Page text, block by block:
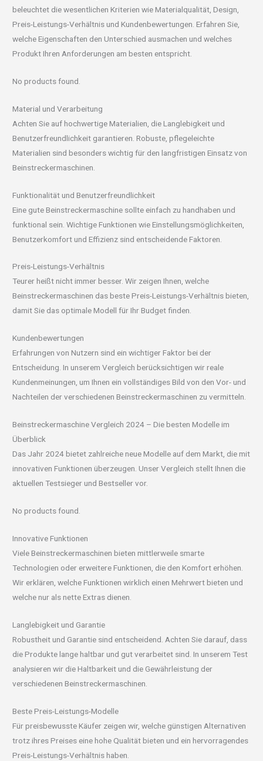
beleuchtet die wesentlichen Kriterien wie Materialqualität, Design,
Preis-Leistungs-Verhältnis und Kundenbewertungen. Erfahren Sie,
welche Eigenschaften den Unterschied ausmachen und welches
Produkt Ihren Anforderungen am besten entspricht.
No products found.
Material und Verarbeitung
Achten Sie auf hochwertige Materialien, die Langlebigkeit und
Benutzerfreundlichkeit garantieren. Robuste, pflegeleichte
Materialien sind besonders wichtig für den langfristigen Einsatz von
Beinstreckermaschinen.
Funktionalität und Benutzerfreundlichkeit
Eine gute Beinstreckermaschine sollte einfach zu handhaben und
funktional sein. Wichtige Funktionen wie Einstellungsmöglichkeiten,
Benutzerkomfort und Effizienz sind entscheidende Faktoren.
Preis-Leistungs-Verhältnis
Teurer heißt nicht immer besser. Wir zeigen Ihnen, welche
Beinstreckermaschinen das beste Preis-Leistungs-Verhältnis bieten,
damit Sie das optimale Modell für Ihr Budget finden.
Kundenbewertungen
Erfahrungen von Nutzern sind ein wichtiger Faktor bei der
Entscheidung. In unserem Vergleich berücksichtigen wir reale
Kundenmeinungen, um Ihnen ein vollständiges Bild von den Vor- und
Nachteilen der verschiedenen Beinstreckermaschinen zu vermitteln.
Beinstreckermaschine Vergleich 2024 – Die besten Modelle im
Überblick
Das Jahr 2024 bietet zahlreiche neue Modelle auf dem Markt, die mit
innovativen Funktionen überzeugen. Unser Vergleich stellt Ihnen die
aktuellen Testsieger und Bestseller vor.
No products found.
Innovative Funktionen
Viele Beinstreckermaschinen bieten mittlerweile smarte
Technologien oder erweitere Funktionen, die den Komfort erhöhen.
Wir erklären, welche Funktionen wirklich einen Mehrwert bieten und
welche nur als nette Extras dienen.
Langlebigkeit und Garantie
Robustheit und Garantie sind entscheidend. Achten Sie darauf, dass
die Produkte lange haltbar und gut verarbeitet sind. In unserem Test
analysieren wir die Haltbarkeit und die Gewährleistung der
verschiedenen Beinstreckermaschinen.
Beste Preis-Leistungs-Modelle
Für preisbewusste Käufer zeigen wir, welche günstigen Alternativen
trotz ihres Preises eine hohe Qualität bieten und ein hervorragendes
Preis-Leistungs-Verhältnis haben.